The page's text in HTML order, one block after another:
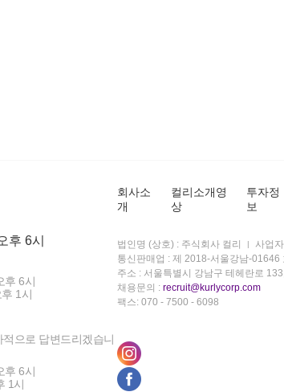
후 6시
후 6시
1시
으로 답변드리겠습니
후 6시
1시
회사소
개
컬리소개영
상
투자정
보
법인명 (상호) : 주식회사 컬리 사업
통신판매업 : 제 2018-서울강남-01646
주소 : 서울특별시 강남구 테헤란로
채용문의 : recruit@kurlycorp.com
팩스: 070 - 7500 - 6098